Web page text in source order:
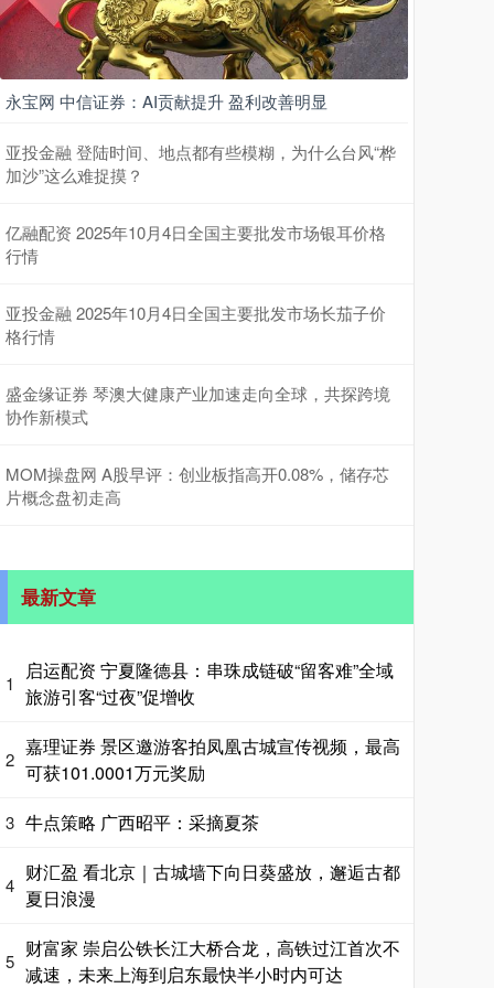
永宝网 中信证券：AI贡献提升 盈利改善明显
亚投金融 登陆时间、地点都有些模糊，为什么台风“桦
加沙”这么难捉摸？
亿融配资 2025年10月4日全国主要批发市场银耳价格
行情
亚投金融 2025年10月4日全国主要批发市场长茄子价
格行情
盛金缘证券 琴澳大健康产业加速走向全球，共探跨境
协作新模式
MOM操盘网 A股早评：创业板指高开0.08%，储存芯
片概念盘初走高
最新文章
1
启运配资 宁夏隆德县：串珠成链破“留客难”全域
旅游引客“过夜”促增收
2
嘉理证券 景区邀游客拍凤凰古城宣传视频，最高
可获101.0001万元奖励
3 牛点策略 广西昭平：采摘夏茶
4
财汇盈 看北京｜古城墙下向日葵盛放，邂逅古都
夏日浪漫
5
财富家 崇启公铁长江大桥合龙，高铁过江首次不
减速，未来上海到启东最快半小时内可达